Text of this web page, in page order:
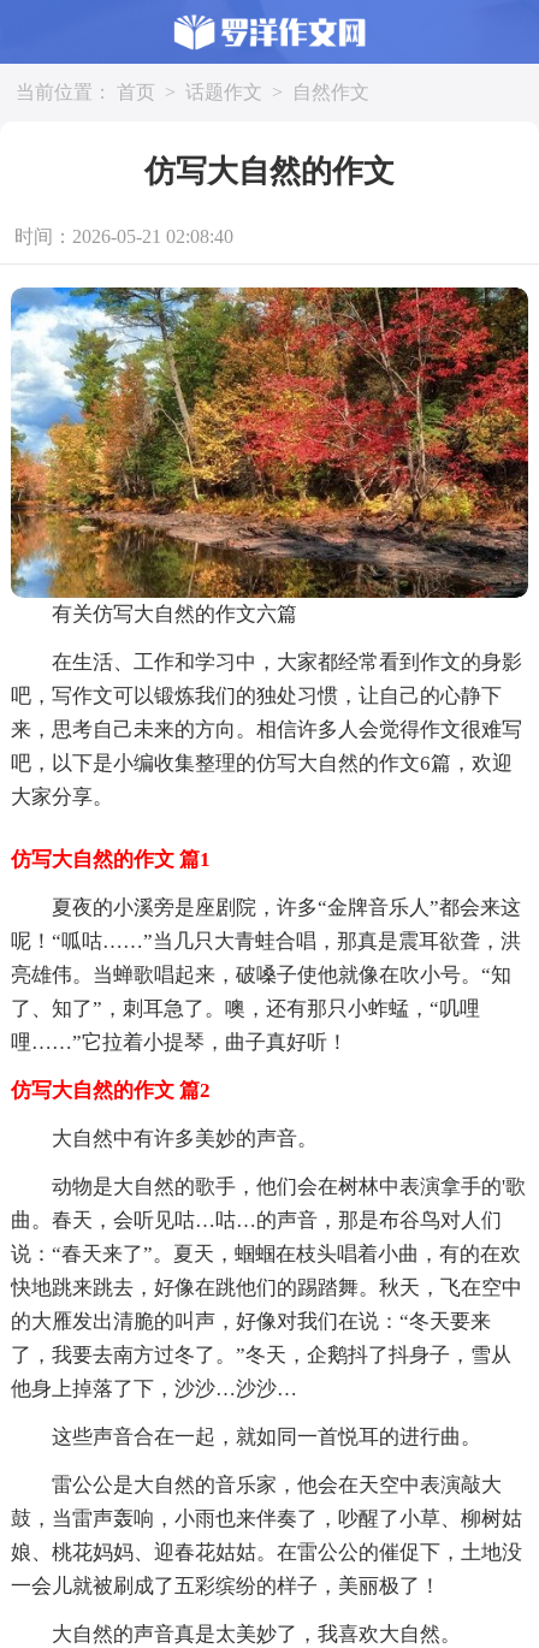
当前位置： 首页 > 话题作文 > 自然作文
仿写大自然的作文
时间：2026-05-21 02:08:40
有关仿写大自然的作文六篇
在生活、工作和学习中，大家都经常看到作文的身影
吧，写作文可以锻炼我们的独处习惯，让自己的心静下
来，思考自己未来的方向。相信许多人会觉得作文很难写
吧，以下是小编收集整理的仿写大自然的作文6篇，欢迎
大家分享。
仿写大自然的作文 篇1
夏夜的小溪旁是座剧院，许多“金牌音乐人”都会来这
呢！“呱咕……”当几只大青蛙合唱，那真是震耳欲聋，洪
亮雄伟。当蝉歌唱起来，破嗓子使他就像在吹小号。“知
了、知了”，刺耳急了。噢，还有那只小蚱蜢，“叽哩
哩……”它拉着小提琴，曲子真好听！
仿写大自然的作文 篇2
大自然中有许多美妙的声音。
动物是大自然的歌手，他们会在树林中表演拿手的'歌
曲。春天，会听见咕…咕…的声音，那是布谷鸟对人们
说：“春天来了”。夏天，蝈蝈在枝头唱着小曲，有的在欢
快地跳来跳去，好像在跳他们的踢踏舞。秋天，飞在空中
的大雁发出清脆的叫声，好像对我们在说：“冬天要来
了，我要去南方过冬了。”冬天，企鹅抖了抖身子，雪从
他身上掉落了下，沙沙…沙沙…
这些声音合在一起，就如同一首悦耳的进行曲。
雷公公是大自然的音乐家，他会在天空中表演敲大
鼓，当雷声轰响，小雨也来伴奏了，吵醒了小草、柳树姑
娘、桃花妈妈、迎春花姑姑。在雷公公的催促下，土地没
一会儿就被刷成了五彩缤纷的样子，美丽极了！
大自然的声音真是太美妙了，我喜欢大自然。